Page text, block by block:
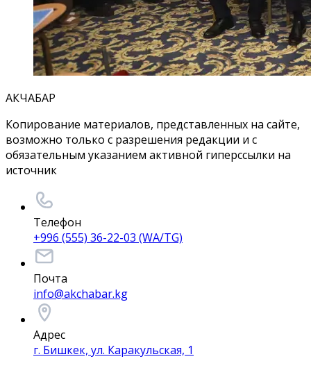
АКЧАБАР
Копирование материалов, представленных на сайте,
возможно только с разрешения редакции и с
обязательным указанием активной гиперссылки на
источник
Телефон
+996 (555) 36-22-03 (WA/TG)
Почта
info@akchabar.kg
Адрес
г. Бишкек, ул. Каракульская, 1